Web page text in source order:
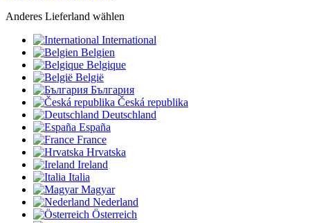
Anderes Lieferland wählen
International
Belgien
Belgique
België
България
Česká republika
Deutschland
España
France
Hrvatska
Ireland
Italia
Magyar
Nederland
Österreich